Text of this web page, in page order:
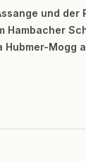
und der
Hambacher
Mogg